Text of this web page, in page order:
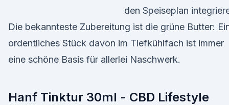
den Speiseplan
Die bekannteste Zubereitung ist die grüne Butter:
ordentliches Stück davon im Tiefkühlfach ist immer
eine schöne Basis für allerlei Naschwerk.
Hanf Tinktur 30ml - CBD Lifestyle